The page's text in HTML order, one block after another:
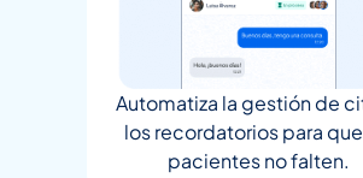
Automatiza la gestión de
los recordatorios para
pacientes no falten.